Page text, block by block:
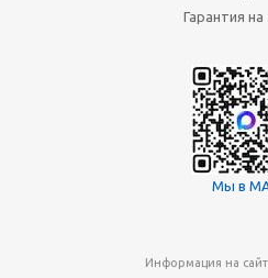
Гарантия на
Мы в
Информация на